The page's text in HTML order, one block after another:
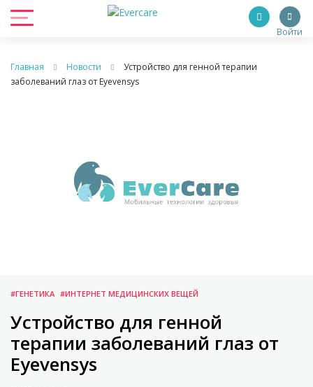
Войти
Главная Новости
Устройство для генной терапии
заболеваний глаз от Eyevensys
#ГЕНЕТИКА #ИНТЕРНЕТ МЕДИЦИНСКИХ ВЕЩЕЙ
Устройство для генной
терапии заболеваний глаз от
Eyevensys